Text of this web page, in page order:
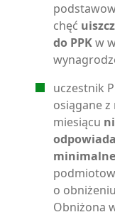
chęć
do PPKw
uczestnik
osiągane z
miesiącu
o
Obniżona